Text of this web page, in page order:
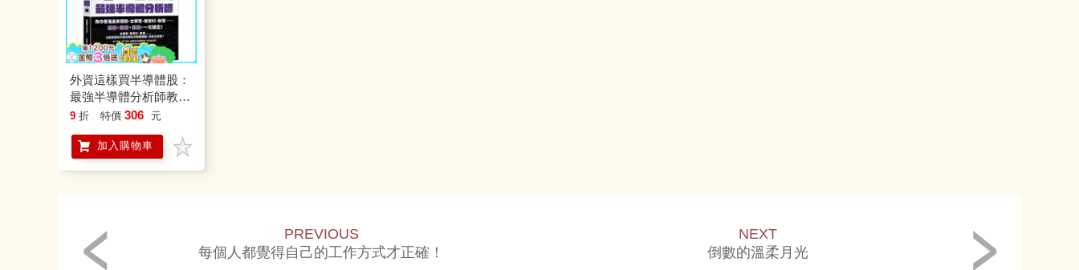
外資這樣買半導體股：
最強半導體分析師教你
看懂產業週期，台積
選股＋進場＋出場，一
次搞定！
9 折 特價 306 元
加入購物車
PREVIOUS
每個人都覺得自己的工作方式才正確！
NEXT
倒數的溫柔月光